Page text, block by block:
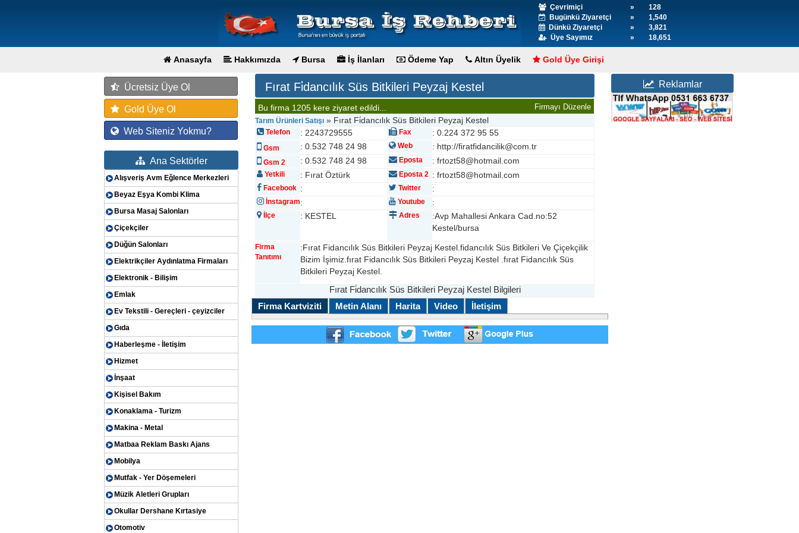
Çevrimiçi »
128
Bugünkü Ziyaretçi
»
1,540
Dünkü Ziyaretçi
»
3,821
Üye Sayımız
» 18,651
Anasayfa Hakkımızda Bursa İş İlanları Ödeme Yap Altın Üyelik Gold Üye Girişi
Ücretsiz Üye Ol
Gold Üye Ol
Web Siteniz Yokmu?
Ana Sektörler
Alışveriş Avm Eğlence Merkezleri
Beyaz Eşya Kombi Klima
Bursa Masaj Salonları
Çiçekçiler
Düğün Salonları
Elektrikçiler Aydınlatma Firmaları
Elektronik - Bilişim
Emlak
Ev Tekstili - Gereçleri - çeyizciler
Gıda
Haberleşme - İletişim
Hizmet
İnşaat
Kişisel Bakım
Konaklama - Turizm
Makina - Metal
Matbaa Reklam Baskı Ajans
Mobilya
Mutfak - Yer Döşemeleri
Müzik Aletleri Grupları
Okullar Dershane Kırtasiye
Otomotiv
Fırat Fi̇dancılık Süs Bitkileri Peyzaj Kestel
Bu firma 1205 kere ziyaret edildi... Firmayı Düzenle
Tarım Ürünleri Satışı » Fırat Fi̇dancılık Süs Bitkileri Peyzaj Kestel
Telefon : 2243729555 Fax : 0.224 372 95 55
Gsm : 0.532 748 24 98 Web : http://firatfidancilik@com.tr
Gsm 2 : 0.532 748 24 98 Eposta : frtozt58@hotmail.com
Yetkili : Fırat Öztürk Eposta 2 : frtozt58@hotmail.com
Facebook : Twitter :
İnstagram: Youtube :
İlçe : KESTEL Adres
:Avp Mahallesi Ankara Cad.no:52
Kestel/bursa
Firma
Tanıtımı
:Fırat Fidancılık Süs Bitkileri Peyzaj Kestel.fidancılık Süs Bitkileri Ve Çiçekçilik
Bizim İşimiz.fırat Fidancılık Süs Bitkileri Peyzaj Kestel .fırat Fidancılık Süs
Bitkileri Peyzaj Kestel.
Fırat Fi̇dancılık Süs Bitkileri Peyzaj Kestel Bilgileri
Firma Kartviziti
Metin Alanı Harita Video İletişim
Reklamlar